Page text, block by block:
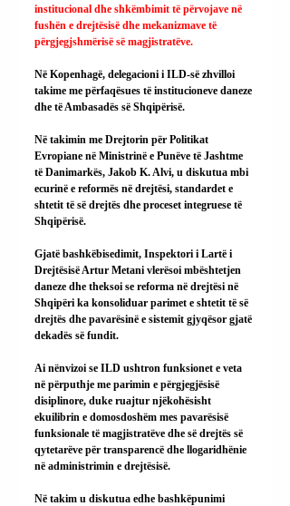
institucional dhe shkëmbimit të përvojave në
fushën e drejtësisë dhe mekanizmave të
përgjegjshmërisë së magjistratëve.
Në Kopenhagë, delegacioni i ILD-së zhvilloi
takime me përfaqësues të institucioneve daneze
dhe të Ambasadës së Shqipërisë.
Në takimin me Drejtorin për Politikat
Evropiane në Ministrinë e Punëve të Jashtme
të Danimarkës, Jakob K. Alvi, u diskutua mbi
ecurinë e reformës në drejtësi, standardet e
shtetit të së drejtës dhe proceset integruese të
Shqipërisë.
Gjatë bashkëbisedimit, Inspektori i Lartë i
Drejtësisë Artur Metani vlerësoi mbështetjen
daneze dhe theksoi se reforma në drejtësi në
Shqipëri ka konsoliduar parimet e shtetit të së
drejtës dhe pavarësinë e sistemit gjyqësor gjatë
dekadës së fundit.
Ai nënvizoi se ILD ushtron funksionet e veta
në përputhje me parimin e përgjegjësisë
disiplinore, duke ruajtur njëkohësisht
ekuilibrin e domosdoshëm mes pavarësisë
funksionale të magjistratëve dhe së drejtës së
qytetarëve për transparencë dhe llogaridhënie
në administrimin e drejtësisë.
Në takim u diskutua edhe bashkëpunimi